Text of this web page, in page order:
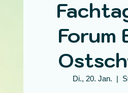
Forum
Di., 20. Jan.
  |